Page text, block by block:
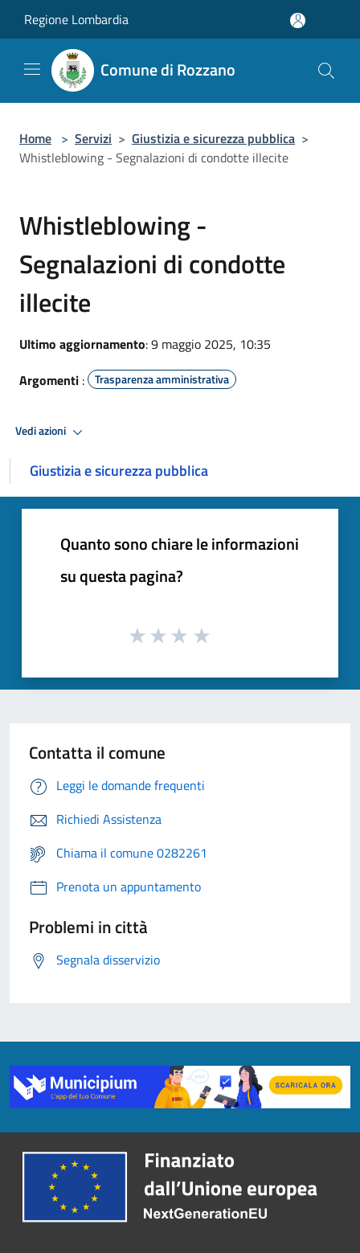
Regione Lombardia
Comune di Rozzano
Home > Servizi > Giustizia e sicurezza pubblica >
Whistleblowing - Segnalazioni di condotte illecite
Whistleblowing -
Segnalazioni di condotte
illecite
Ultimo aggiornamento: 9 maggio 2025, 10:35
Argomenti : Trasparenza amministrativa
Vedi azioni
Giustizia e sicurezza pubblica
Quanto sono chiare le informazioni
su questa pagina?
Contatta il comune
Leggi le domande frequenti
Richiedi Assistenza
Chiama il comune 0282261
Prenota un appuntamento
Problemi in città
Segnala disservizio